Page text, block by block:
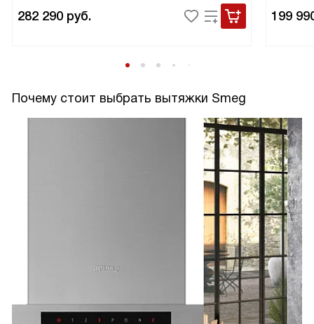
282 290 руб. 199
Почему стоит выбрать вытяжки Smeg